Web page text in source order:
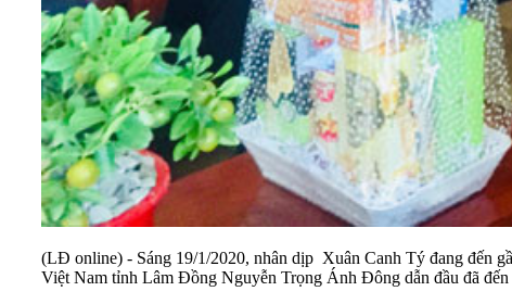
(LĐ online) - Sáng 19/1/2020, nhân dịp Xuân Canh Tý đang
Việt Nam tỉnh Lâm Đồng Nguyễn Trọng Ánh Đông dẫn đầu đã